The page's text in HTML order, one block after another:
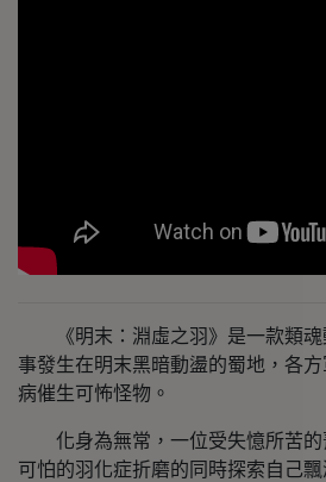
《明末：淵虛之羽》是一款類魂
事發生在明末黑暗動盪的蜀地，各
病催生可怖怪物。
化身為無常，一位受失憶所苦的
可怕的羽化症折磨的同時探索自己